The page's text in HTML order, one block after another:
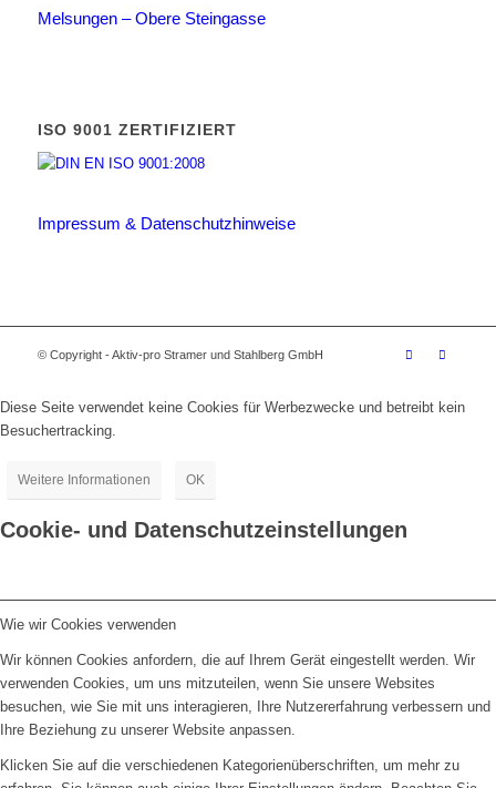
Melsungen – Obere Steingasse
ISO 9001 ZERTIFIZIERT
Impressum & Datenschutzhinweise
© Copyright - Aktiv-pro Stramer und Stahlberg GmbH
Diese Seite verwendet keine Cookies für Werbezwecke und betreibt kein
Besuchertracking.
Weitere Informationen OK
Cookie- und Datenschutzeinstellungen
Wie wir Cookies verwenden
Wir können Cookies anfordern, die auf Ihrem Gerät eingestellt werden. Wir
verwenden Cookies, um uns mitzuteilen, wenn Sie unsere Websites
besuchen, wie Sie mit uns interagieren, Ihre Nutzererfahrung verbessern und
Ihre Beziehung zu unserer Website anpassen.
Klicken Sie auf die verschiedenen Kategorienüberschriften, um mehr zu